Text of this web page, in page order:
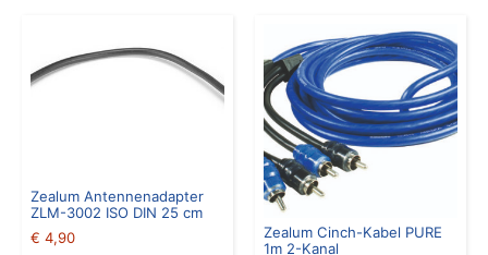
Zealum Antennenadapter
ZLM-3002 ISO DIN 25 cm
€ 4,90
Zealum Cinch-Kabel PURE
1m 2-Kanal